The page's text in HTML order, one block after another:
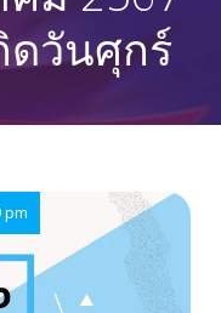
วันศุกร์
pm